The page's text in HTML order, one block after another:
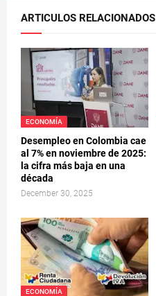
ARTICULOS RELACIONADOS
ECONOMÍA
Desempleo en Colombia cae
al 7% en noviembre de 2025:
la cifra más baja en una
década
December 30, 2025
ECONOMÍA